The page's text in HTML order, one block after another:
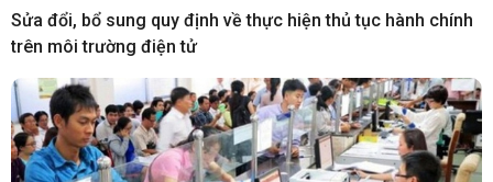
Sửa đổi, bổ sung quy định về thực hiện thủ tục hành chính
trên môi trường điện tử